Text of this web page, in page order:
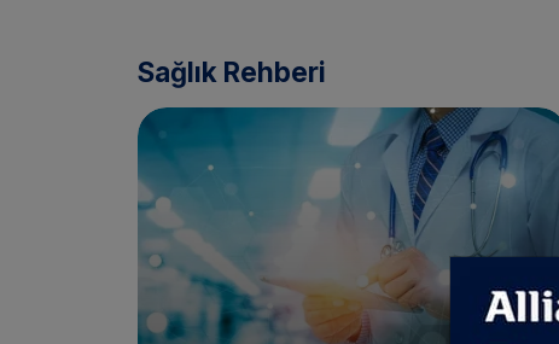
Sağlık Rehberi